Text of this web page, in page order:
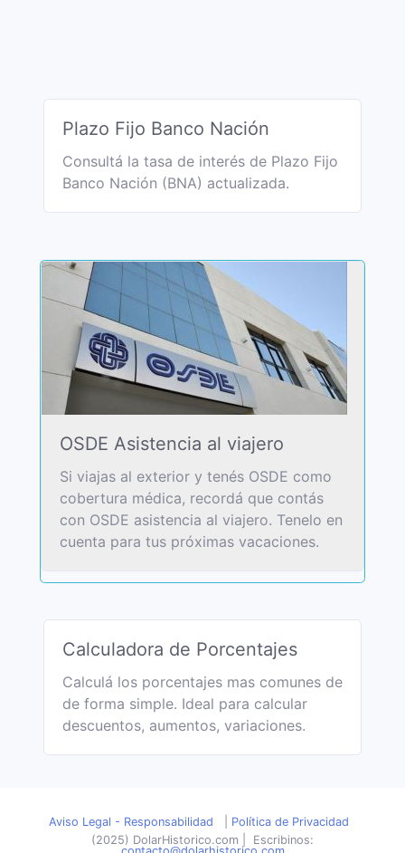
Plazo Fijo Banco Nación
Consultá la tasa de interés de Plazo Fijo
Banco Nación (BNA) actualizada.
OSDE Asistencia al viajero
Si viajas al exterior y tenés OSDE como
cobertura médica, recordá que contás
con OSDE asistencia al viajero. Tenelo en
cuenta para tus próximas vacaciones.
Calculadora de Porcentajes
Calculá los porcentajes mas comunes de
de forma simple. Ideal para calcular
descuentos, aumentos, variaciones.
Aviso Legal - Responsabilidad
Política de Privacidad
(2025) DolarHistorico.com
Escribinos: